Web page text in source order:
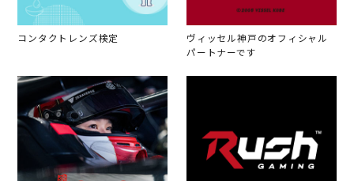
コンタクトレンズ検定
ヴィッセル神戸のオフィシャル
パートナーです